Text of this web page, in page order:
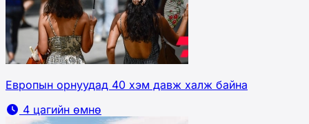
Европын орнуудад 40 хэм давж халж байна
4 цагийн өмнө